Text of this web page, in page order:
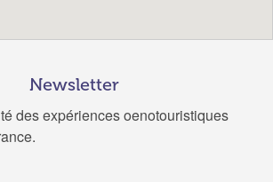
Newsletter
des expériences oenotouristiques